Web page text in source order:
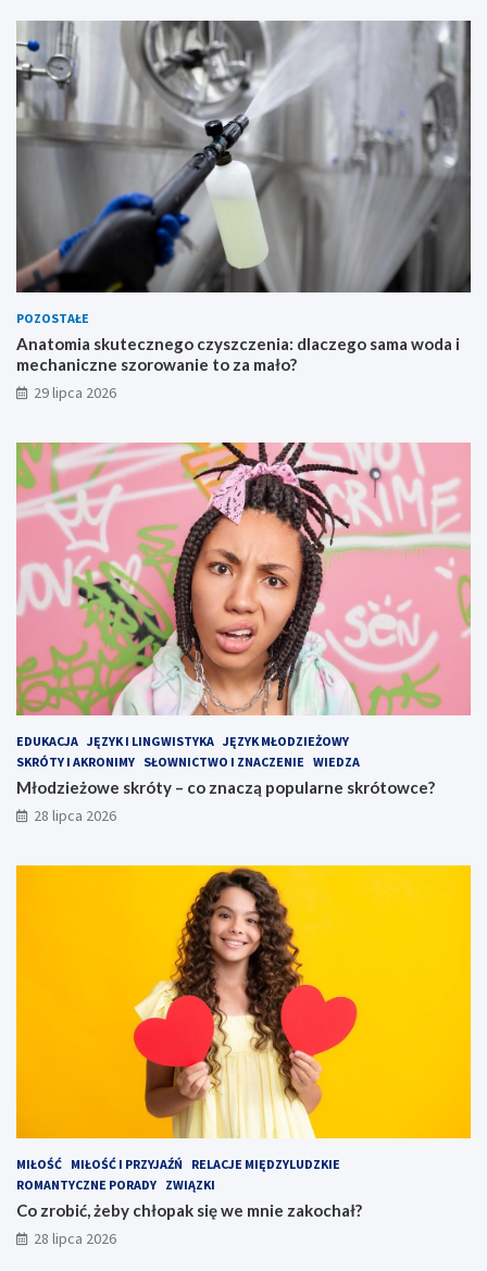
POZOSTAŁE
Anatomia skutecznego czyszczenia: dlaczego sama woda i
mechaniczne szorowanie to za mało?
29 lipca 2026
EDUKACJA JĘZYK I LINGWISTYKA JĘZYK MŁODZIEŻOWY
SKRÓTY I AKRONIMY SŁOWNICTWO I ZNACZENIE WIEDZA
Młodzieżowe skróty – co znaczą popularne skrótowce?
28 lipca 2026
MIŁOŚĆ MIŁOŚĆ I PRZYJAŹŃ
RELACJE MIĘDZYLUDZKIE
ROMANTYCZNE PORADY ZWIĄZKI
Co zrobić, żeby chłopak się we mnie zakochał?
28 lipca 2026